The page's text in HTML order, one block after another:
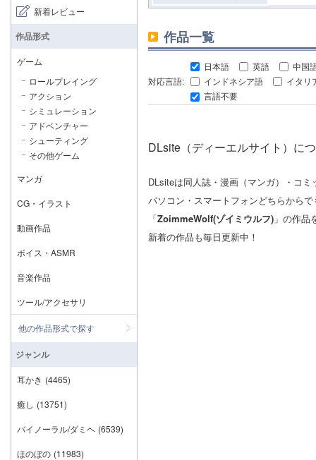
作品一覧
対応言語:
日本語 英語
中国
インドネシア語
イタリ
言語不要
DLsite（ディーエルサイト）に
DLsiteは同人誌・漫画（マンガ）・コ
パソコン・スマートフォンどちらから
「ZoimmeWolf(ゾイミウルフ) 」の作品
新着の作品も毎日更新中！
新着レビュー
作品形式
ゲーム
ロールプレイング
アクション
シミュレーション
アドベンチャー
シューティング
その他ゲーム
マンガ
CG・イラスト
動画作品
ボイス・ASMR
音楽作品
ツール/アクセサリ
他の作品形式で探す
ジャンル
耳かき (4465)
癒し (13751)
バイノーラル/ダミヘ (6539)
ほのぼの (11983)